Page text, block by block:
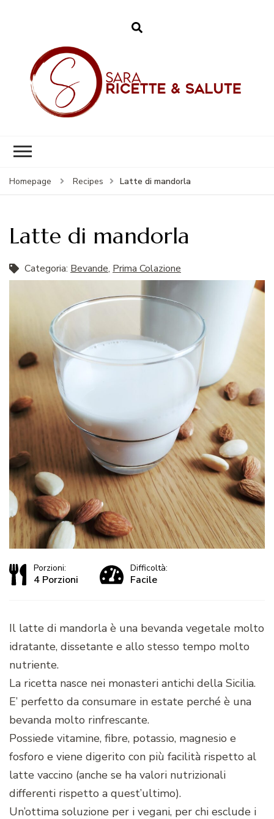
Homepage Recipes Latte di mandorla
Latte di mandorla
Categoria: Bevande, Prima Colazione
Porzioni:
4 Porzioni
Difficoltà:
Facile
Il latte di mandorla è una bevanda vegetale molto
idratante, dissetante e allo stesso tempo molto
nutriente.
La ricetta nasce nei monasteri antichi della Sicilia.
E’ perfetto da consumare in estate perché è una
bevanda molto rinfrescante.
Possiede vitamine, fibre, potassio, magnesio e
fosforo e viene digerito con più facilità rispetto al
latte vaccino (anche se ha valori nutrizionali
differenti rispetto a quest’ultimo).
Un’ottima soluzione per i vegani, per chi esclude i